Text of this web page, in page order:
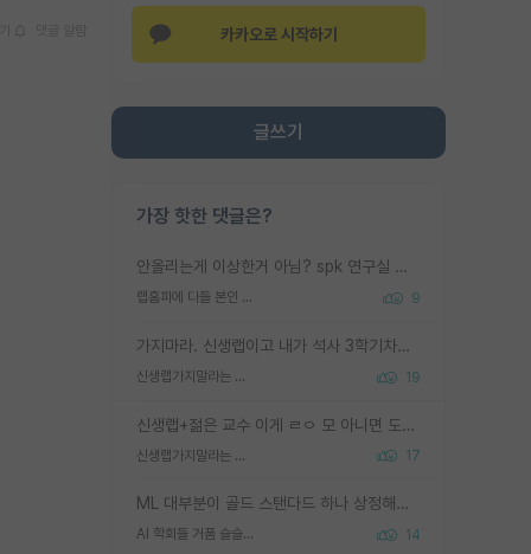
카카오로 시작하기
글쓰기
가장 핫한 댓글은?
안올리는게 이상한거 아님? spk 연구실 홈페이지 중에 랩 맴버 사진 없는 연구실 거의 없는데? 불만이면 연구실을 옮겨
랩홈피에 다들 본인 사진 올리냐 9
가지마라. 신생랩이고 내가 석사 3학기차인데 최고참인데 나도 아무것도 모르는데 교수가 후배들 왜 논문 교육 안시키냐. 논문 왜 안 써오냐 닦달한다
신생랩가지말라는 이유가 있었구나 19
신생랩+젊은 교수 이게 ㄹㅇ 모 아니면 도인듯.
신생랩가지말라는 이유가 있었구나 17
ML 대부분이 골드 스탠다드 하나 상정해놓고 (벤치마크 데이터셋이 여러 개면 여러 개 상정) 그거 얼마나 잘 맞추나 싸움임 가끔 번뜩이는 설계 철학을 보여주는 논문들도 있지만 대부분 그거 성적 얼마나 더 올리느라에 혈안이 되어 있는 측면이 잇음
AI 학회들 거품 슬슬 지적이 나오네요 14